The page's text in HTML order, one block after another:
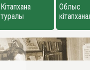
Кітапхана
туралы
Облыс